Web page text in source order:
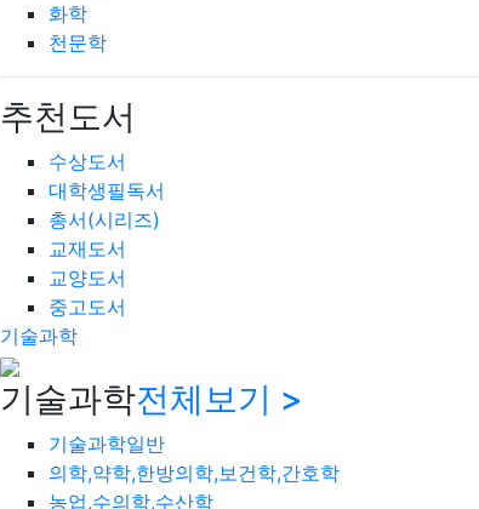
화학
천문학
추천도서
수상도서
대학생필독서
총서(시리즈)
교재도서
교양도서
중고도서
기술과학
기술과학전체보기 >
기술과학일반
의학,약학,한방의학,보건학,간호학
농업,수의학,수산학